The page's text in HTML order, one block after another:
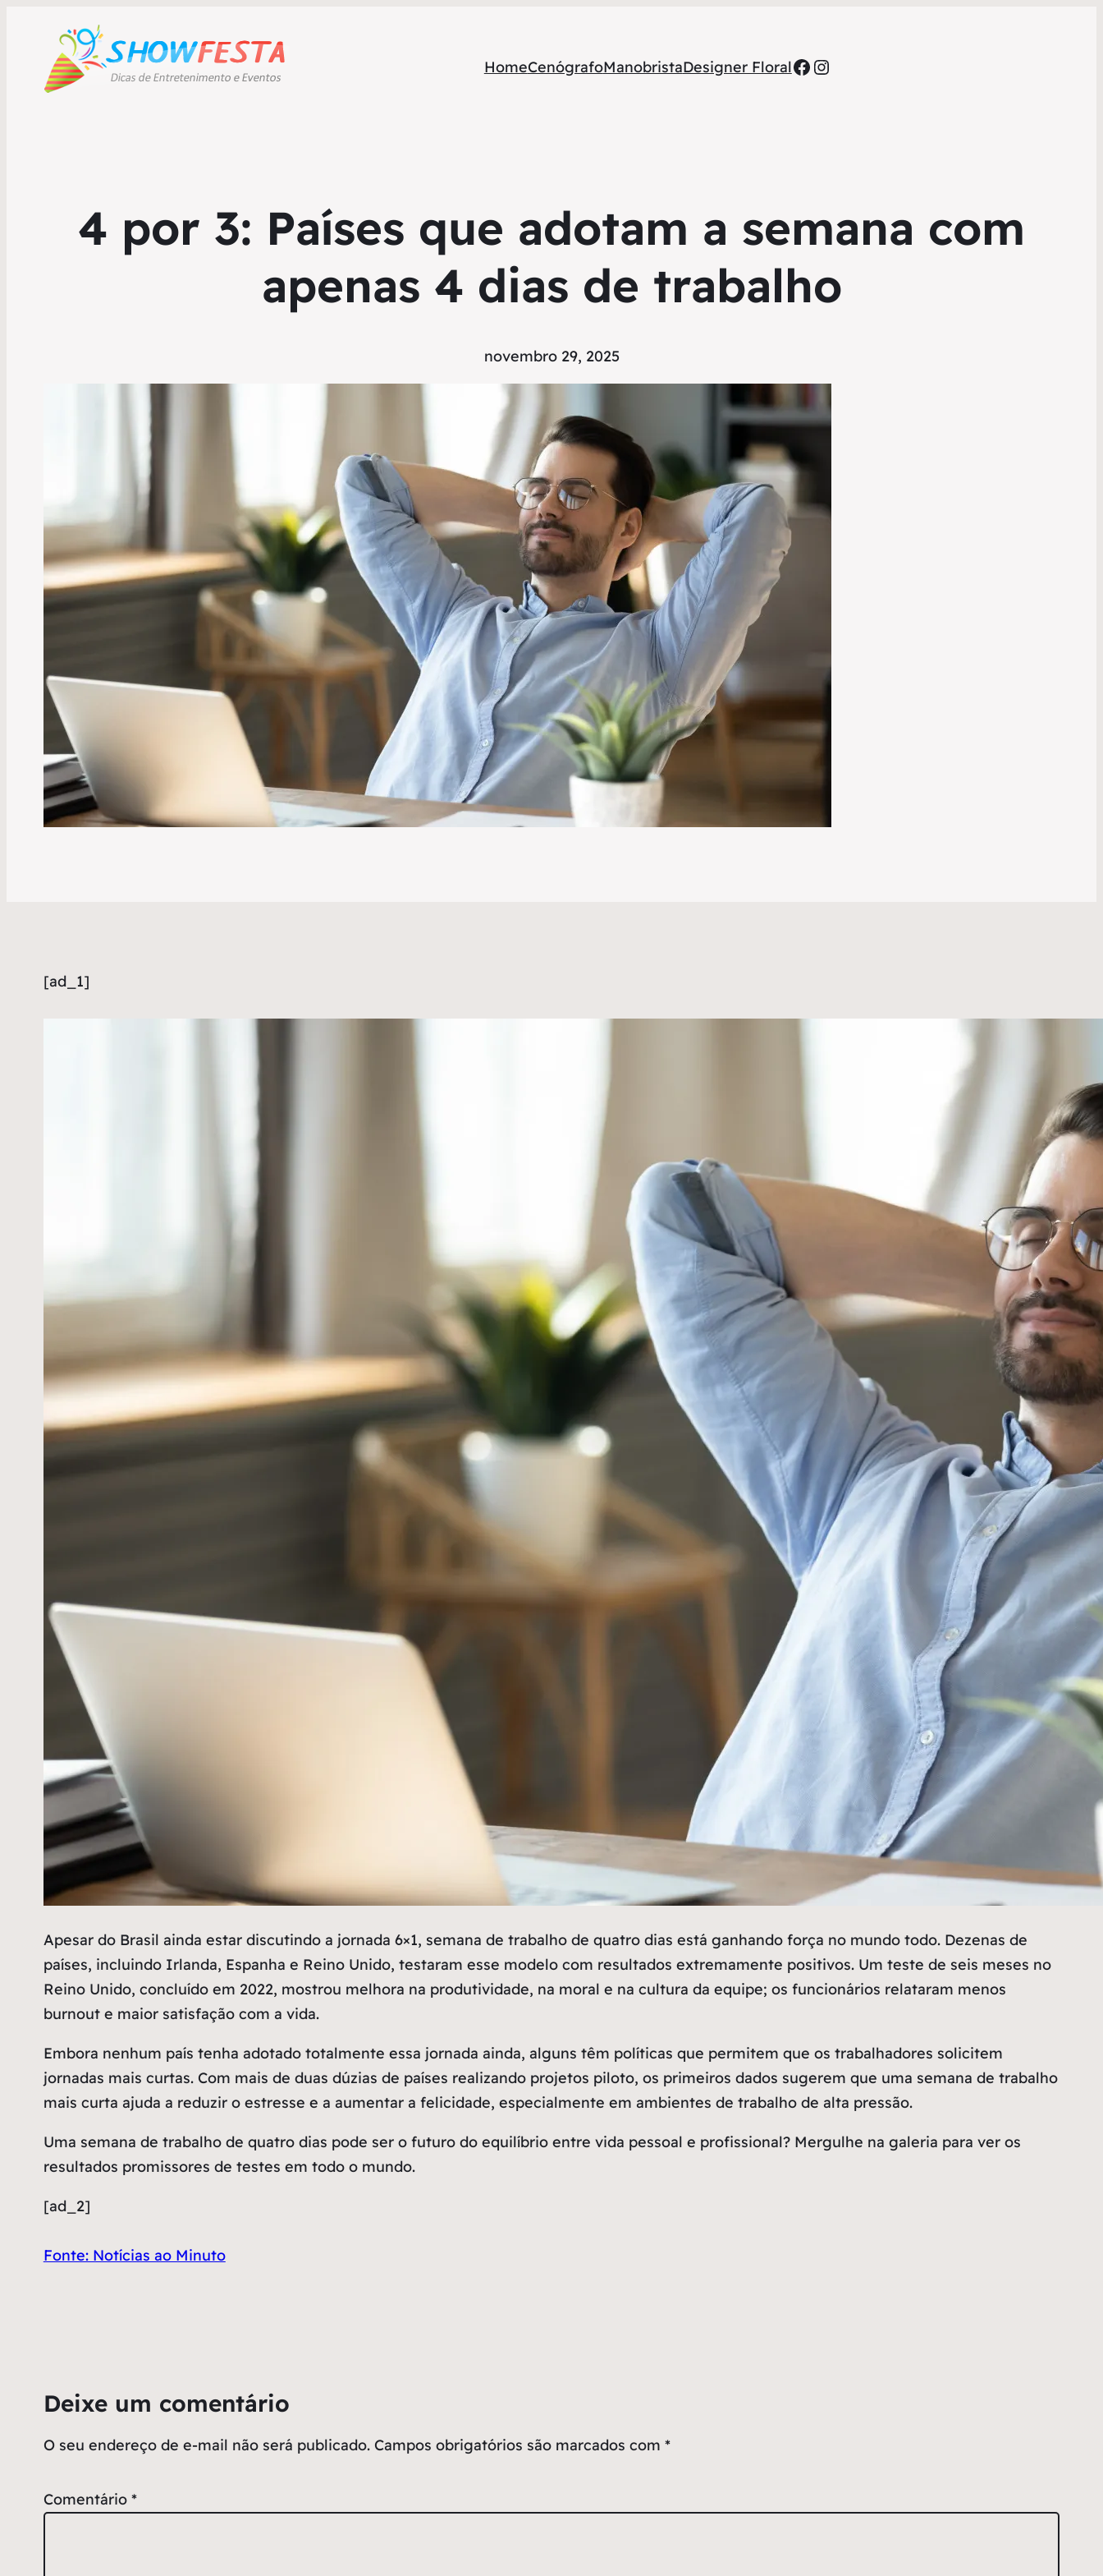
HomeCenógrafoManobristaDesigner FloralFacebook
Instagram
4 por 3: Países que adotam a semana com
apenas 4 dias de trabalho
novembro 29, 2025
[ad_1]
Apesar do Brasil ainda estar discutindo a jornada 6×1, semana de trabalho de quatro dias está ganhando força no mundo todo. Dezenas de
países, incluindo Irlanda, Espanha e Reino Unido, testaram esse modelo com resultados extremamente positivos. Um teste de seis meses no
Reino Unido, concluído em 2022, mostrou melhora na produtividade, na moral e na cultura da equipe; os funcionários relataram menos
burnout e maior satisfação com a vida.
Embora nenhum país tenha adotado totalmente essa jornada ainda, alguns têm políticas que permitem que os trabalhadores solicitem
jornadas mais curtas. Com mais de duas dúzias de países realizando projetos piloto, os primeiros dados sugerem que uma semana de trabalho
mais curta ajuda a reduzir o estresse e a aumentar a felicidade, especialmente em ambientes de trabalho de alta pressão.
Uma semana de trabalho de quatro dias pode ser o futuro do equilíbrio entre vida pessoal e profissional? Mergulhe na galeria para ver os
resultados promissores de testes em todo o mundo.
[ad_2]
Fonte: Notícias ao Minuto
Deixe um comentário
O seu endereço de e-mail não será publicado. Campos obrigatórios são marcados com *
Comentário *